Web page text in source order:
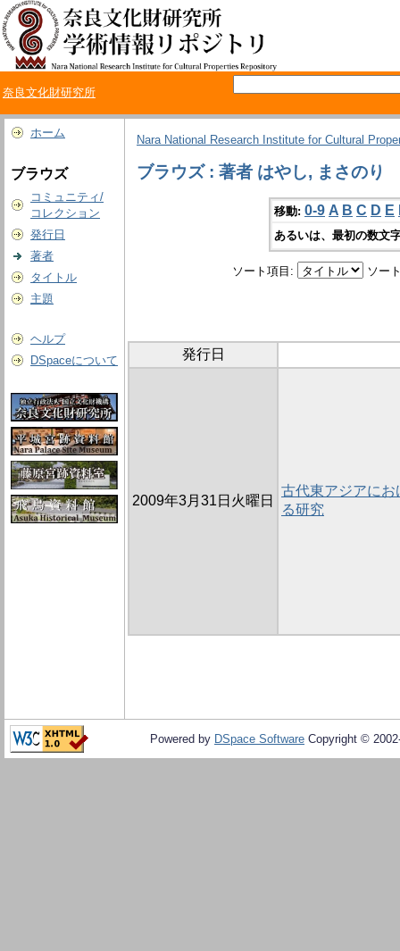
奈良文化財研究所
ホーム
ブラウズ
コミュニティ/
コレクション
発行日
著者
タイトル
主題
ヘルプ
DSpaceについて
Nara National Research Institute for Cultural
ブラウズ : 著者 はやし, まさのり
移動: 0-9 A B C D E
あるいは、最初の数文
ソート項目: ソー
発行日
2009年3月31日火曜日
古代東アジアに
る研究
Powered by DSpace Software Copyright ©